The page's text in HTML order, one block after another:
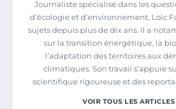
Journaliste spécialisé dans les
d’écologie et d’environnement, Loïc
sujets depuis plus de dix ans. Il a
sur la transition énergétique, la
l’adaptation des territoires aux
climatiques. Son travail s’appuie
scientifique rigoureuse et des
VOIR TOUS LES ARTICLES